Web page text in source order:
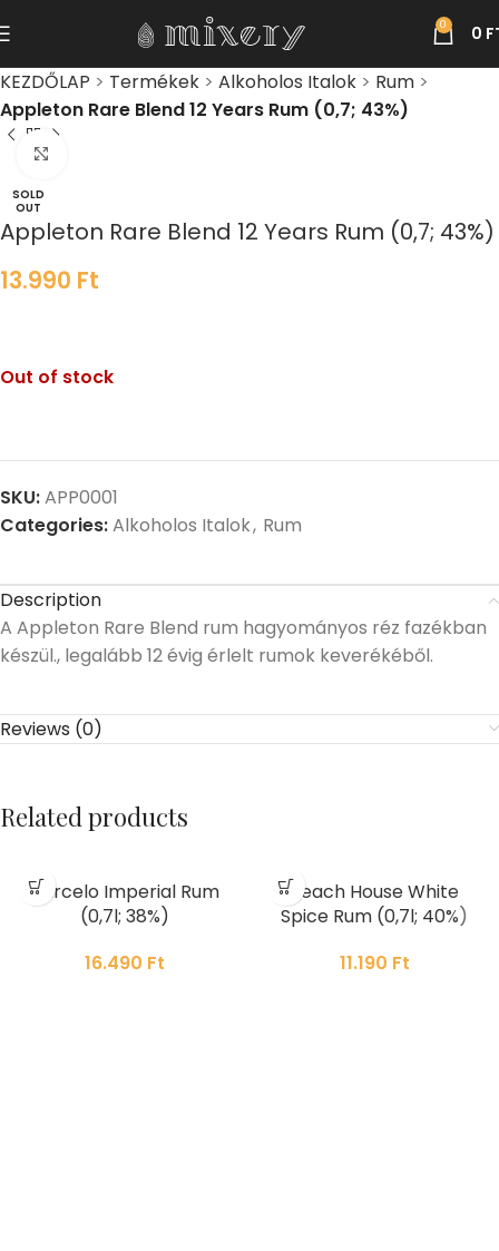
0 0
KEZDŐLAP > Termékek > Alkoholos Italok > Rum >
Appleton Rare Blend 12 Years Rum (0,7; 43%)
SOLD
OUT
Appleton Rare Blend 12 Years Rum (0,7; 43%)
13.990 Ft
Out of stock
SKU:APP0001
Categories:Alkoholos Italok, Rum
Description
A Appleton Rare Blend rum hagyományos réz fazékban
készül., legalább 12 évig érlelt rumok keverékéből.
Reviews (0)
Related products
Barcelo Imperial Rum
(0,7l; 38%)
16.490 Ft
Beach House White
Spice Rum (0,7l; 40%)
11.190 Ft